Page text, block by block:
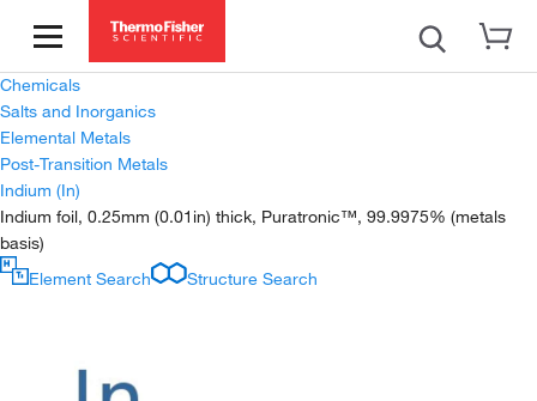
Chemicals
Salts and Inorganics
Elemental Metals
Post-Transition Metals
Indium (In)
Indium foil, 0.25mm (0.01in) thick, Puratronic™, 99.9975% (metals
basis)
Element Search
Structure Search